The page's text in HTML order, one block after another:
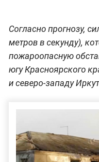
Согласно прогнозу,
метров в секунду),
пожароопасную
югу Красноярского
и северо-западу